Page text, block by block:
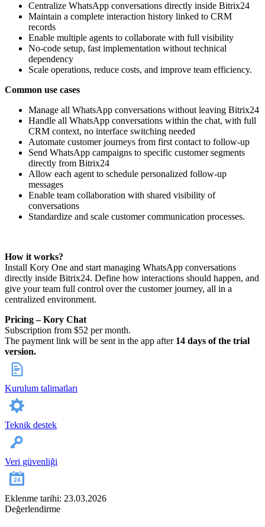
Centralize WhatsApp conversations directly inside Bitrix24
Maintain a complete interaction history linked to CRM
records
Enable multiple agents to collaborate with full visibility
No-code setup, fast implementation without technical
dependency
Scale operations, reduce costs, and improve team efficiency.
Common use cases
Manage all WhatsApp conversations without leaving Bitrix24
Handle all WhatsApp conversations within the chat, with full
CRM context, no interface switching needed
Automate customer journeys from first contact to follow-up
Send WhatsApp campaigns to specific customer segments
directly from Bitrix24
Allow each agent to schedule personalized follow-up
messages
Enable team collaboration with shared visibility of
conversations
Standardize and scale customer communication processes.
How it works?
Install Kory One and start managing WhatsApp conversations
directly inside Bitrix24. Define how interactions should happen, and
give your team full control over the customer journey, all in a
centralized environment.
Pricing – Kory Chat
Subscription from $52 per month.
The payment link will be sent in the app after 14 days of the trial
version.
Kurulum talimatları
Teknik destek
Veri güvenliği
Eklenme tarihi: 23.03.2026
Değerlendirme